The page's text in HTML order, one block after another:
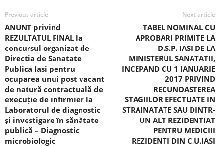
Previous article
ANUNT privind
REZULTATUL FINAL la
concursul organizat de
Directia de Sanatate
Publica lasi pentru
ocuparea unui post vacant
de natură contractuală de
execuție de infirmier la
Laboratorul de diagnostic
și investigare în sănătate
publică – Diagnostic
microbiologic
Next article
TABEL NOMINAL CU
APROBARI PRIMITE LA
D.S.P. IASI DE LA
MINISTERUL SANATATII,
INCEPAND CU 1 IANUARIE
2017 PRIVIND
RECUNOASTEREA
STAGIILOR EFECTUATE IN
STRAINATATE SAU DINTR-
UN ALT REZIDENTIAT
PENTRU MEDICIII
REZIDENTI DIN C.U.IASI